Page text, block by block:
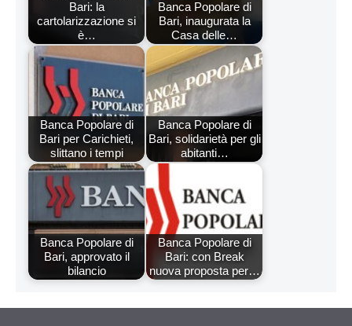
Bari: la
cartolarizzazione si
è…
Banca Popolare di
Bari, inaugurata la
Casa delle…
Banca Popolare di
Bari per Carichieti,
slittano i tempi
Banca Popolare di
Bari, solidarietà per gli
abitanti…
Banca Popolare di
Bari, approvato il
bilancio
Banca Popolare di
Bari: con Break
nuova proposta per…